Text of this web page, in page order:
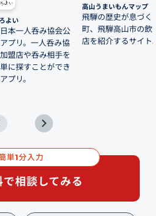
よい
本一人呑み協会公
プリ。一人呑み協
盟店や呑み相手を
に探すことができ
プリ。
高山うまいもんマップ
飛騨の歴史が息づく
町、飛騨高山市の飲
店を紹介するサイト
単1分入力
相談してみる